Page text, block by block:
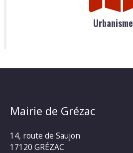
Urbanisme
Mairie de Grézac
14, route de Saujon
17120 GRÉZAC